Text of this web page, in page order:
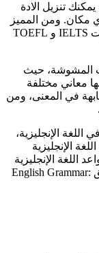
تنزيل الادة
مكان. ومن المميز
في هذا التطبيق أنه يساعدك للاستعداد لاختبارات IELTS و TOEFL
المشوشة، حيث
معاني مختلفة
في المعنى، ومن
الإنجليزية،
الإنجليزية
اللغة الإنجليزية
وتصحيحها بسهولة. وإذا نظرنا إلى محتوى تطبيق English Grammar: